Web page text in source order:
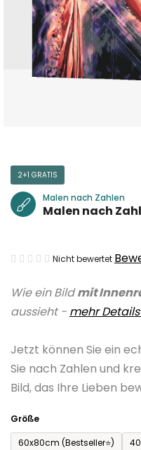
Wie ein Bildmit
aussieht - mehr
Jetzt können Sie ein
Sie nach Zahlen und
Bild, das Ihre Lieben
Größe
60x80cm (Bestseller⭐)
2+1 GRATIS
Malen nach Zahlen
Malen nach
Die
ist
von
5
Sternen.
Nicht bewertet